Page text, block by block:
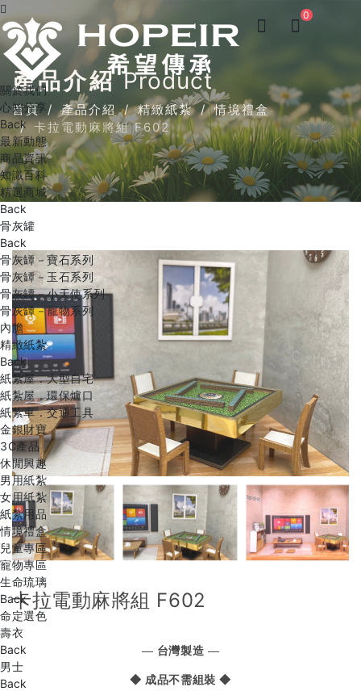
0
關於我們
心知分享
Back
最新動態
商品資訊
知識百科
精選商城
Back
骨灰罐
Back
骨灰罈－寶石系列
骨灰罈－玉石系列
骨灰罈－小天使系列
骨灰罈－寵物系列
內膽
精緻紙紮
Back
紙紮屋．大型自宅
紙紮屋．環保爐口
紙紮車．交通工具
金銀財寶
3C產品
休閒興趣
男用紙紮
女用紙紮
紙紮用品
情境禮盒
兒童專區
寵物專區
生命琉璃
Back
命定選色
壽衣
Back
男士
Back
產品介紹 Product
首頁 產品介紹 精緻紙紮
情境禮盒
卡拉電動麻將組 F602
卡拉電動麻將組 F602
— 台灣製造 —
◆ 成品不需組裝 ◆